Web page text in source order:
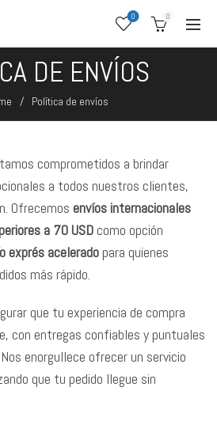
0 0
DE ENVÍOS
Política de envíos
comprometidos a brindar
a todos nuestros clientes,
Ofrecemos envíos internacionales
a 70 USD como opción
exprés acelerado para quienes
más rápido.
que tu experiencia de compra
con entregas confiables y puntuales
enorgullece ofrecer un servicio
que tu pedido llegue sin